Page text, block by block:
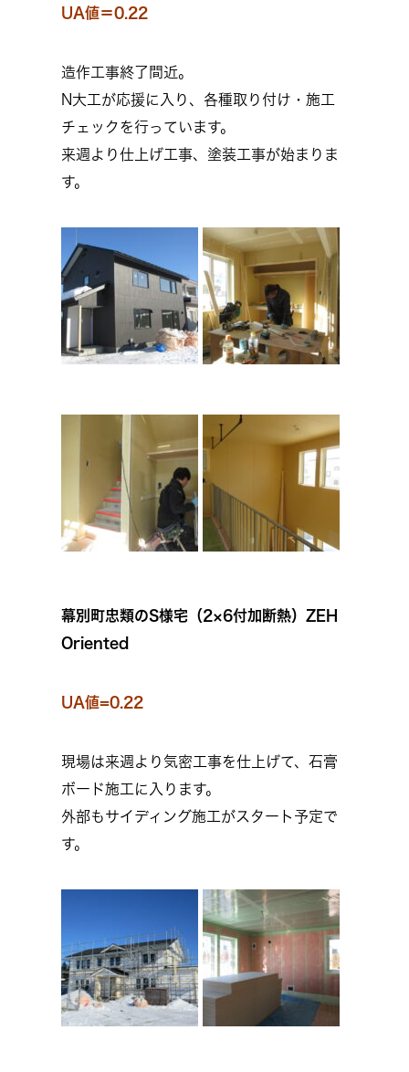
UA値＝0.22
造作工事終了間近。
N大工が応援に入り、各種取り付け・施工
チェックを行っています。
来週より仕上げ工事、塗装工事が始まりま
す。
幕別町忠類のS様宅（2×6付加断熱）ZEH
Oriented
UA値=0.22
現場は来週より気密工事を仕上げて、石膏
ボード施工に入ります。
外部もサイディング施工がスタート予定で
す。